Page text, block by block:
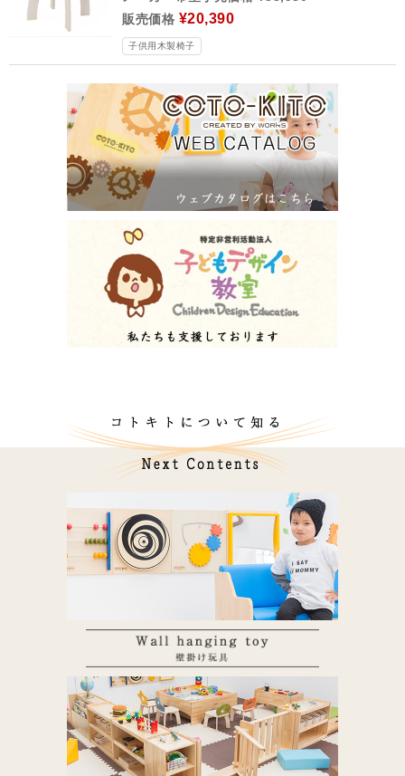
販売価格 ¥20,390
子供用木製椅子